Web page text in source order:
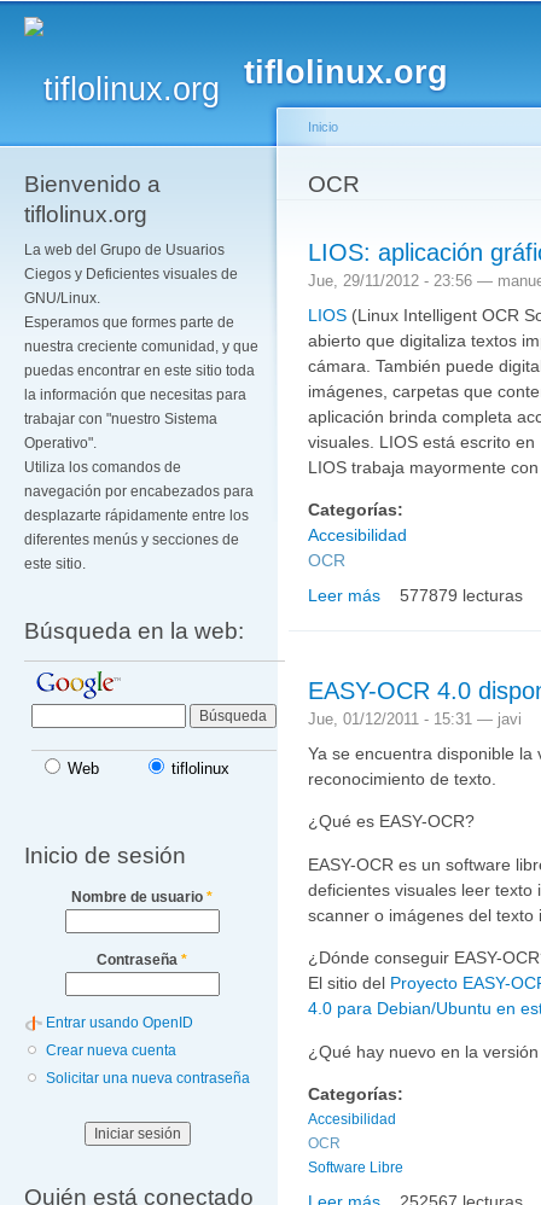
tiflolinux.org
Bienvenido a
tiflolinux.org
La web del Grupo de Usuarios
Ciegos y Deficientes visuales de
GNU/Linux.
Esperamos que formes parte de
nuestra creciente comunidad, y que
puedas encontrar en este sitio toda
la información que necesitas para
trabajar con "nuestro Sistema
Operativo".
Utiliza los comandos de
navegación por encabezados para
desplazarte rápidamente entre los
diferentes menús y secciones de
este sitio.
Búsqueda en la web:
Web tiflolinux
Inicio de sesión
Nombre de usuario *
Contraseña *
Entrar usando OpenID
Crear nueva cuenta
Solicitar una nueva contraseña
Quién está conectado
Se encuentra usted
Inicio
OCR
LIOS: aplicación
Jue, 29/11/2012 - 23:56 —
LIOS (Linux Intelligent OCR
abierto que digitaliza textos
cámara. También puede
imágenes, carpetas que
aplicación brinda completa
visuales. LIOS está escrito
LIOS trabaja mayormente
Categorías:
Accesibilidad
OCR
Leer más sobre LIOS: aplicación
577879 lecturas
EASY-OCR 4.0
Jue, 01/12/2011 - 15:31 — javi
Ya se encuentra disponible
reconocimiento de texto.
¿Qué es EASY-OCR?
EASY-OCR es un software
deficientes visuales leer
scanner o imágenes del texto
¿Dónde conseguir EASY-
El sitio del Proyecto EASY-
4.0 para Debian/Ubuntu en
¿Qué hay nuevo en la
Categorías:
Accesibilidad
OCR
Software Libre
Leer más sobre EASY-OCR 4.0
252567 lecturas